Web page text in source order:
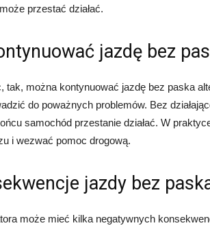
przestać działać.
jazdę bez
tak, można kontynuować jazdę bez paska
do poważnych problemów. Bez
samochód przestanie działać. W
i wezwać pomoc drogową.
jazdy bez
może mieć kilka negatywnych